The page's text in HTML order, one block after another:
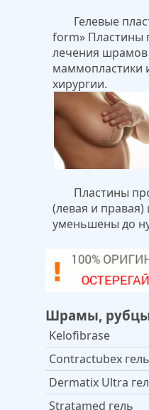
Гелевые
form» Пластины
лечения шрамов
маммопластики
хирургии.
Пластины
(левая и правая)
уменьшены до
Шрамы,
Kelofibrase
Contractubex гель
Dermatix Ultra
Stratamed гель